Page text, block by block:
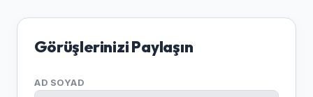
Görüşlerinizi Paylaşın
AD SOYAD